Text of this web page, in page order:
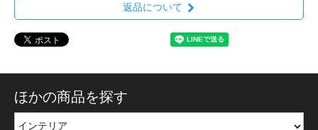
返品について
ほかの商品を探す